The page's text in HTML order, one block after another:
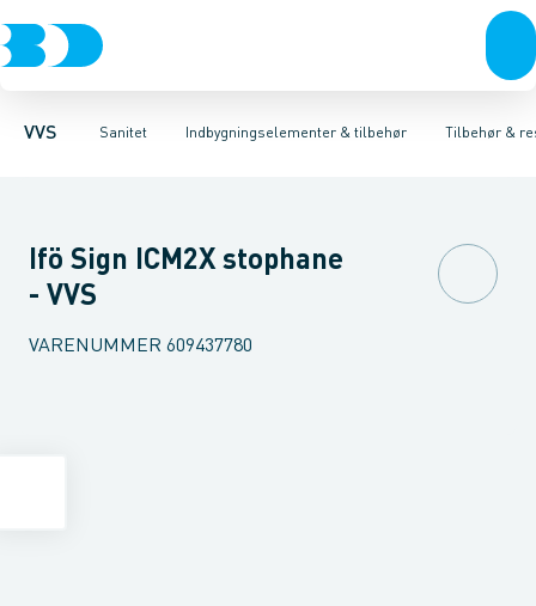
VVS Sanitet
Rør & fittingsPressfittings & rørKuglehaner & ventilerAfløb
Indbygningselementer & tilbehør
Toiletter, sæder og cisternerVaskeArmaturerBrusereTilbehør &
Høje Indbygnings elementerLave Indbygnings elementer
Ifö Sign ICM2X stophane
- VVS
VARENUMMER 609437780